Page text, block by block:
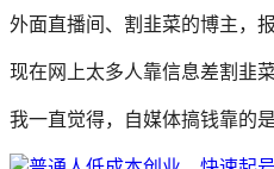
外面直播间、割韭菜的博主，
现在网上太多人靠信息差割韭
我一直觉得，自媒体搞钱靠的